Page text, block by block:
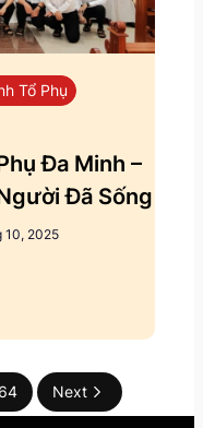
Tổ Phụ
Đa Minh –
Đã Sống
10, 2025
Next